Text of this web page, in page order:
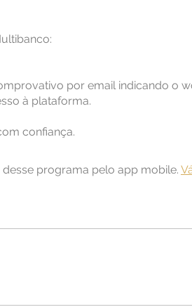
por email indicando o
à plataforma.
confiança.
programa pelo app mobile.